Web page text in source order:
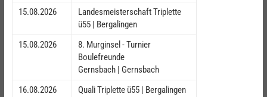
15.08.2026
Landesmeisterschaft Triplette
ü55 | Bergalingen
15.08.2026
8. Murginsel - Turnier
Boulefreunde
Gernsbach | Gernsbach
16.08.2026
Quali Triplette ü55 | Bergalingen